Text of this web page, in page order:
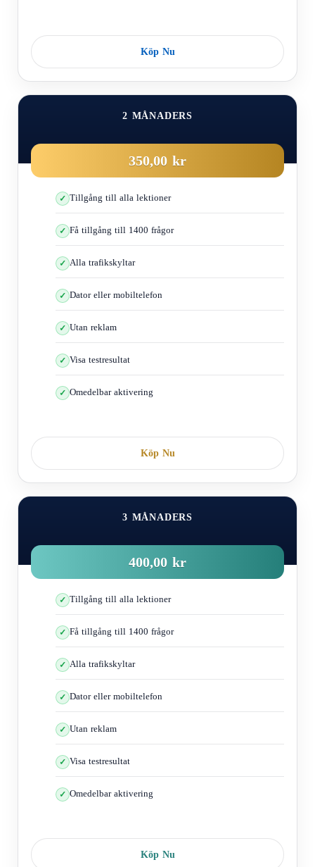
Köp Nu
2 MÅNADERS
350,00 kr
Tillgång till alla lektioner
Få tillgång till 1400 frågor
Alla trafikskyltar
Dator eller mobiltelefon
Utan reklam
Visa testresultat
Omedelbar aktivering
Köp Nu
3 MÅNADERS
400,00 kr
Tillgång till alla lektioner
Få tillgång till 1400 frågor
Alla trafikskyltar
Dator eller mobiltelefon
Utan reklam
Visa testresultat
Omedelbar aktivering
Köp Nu